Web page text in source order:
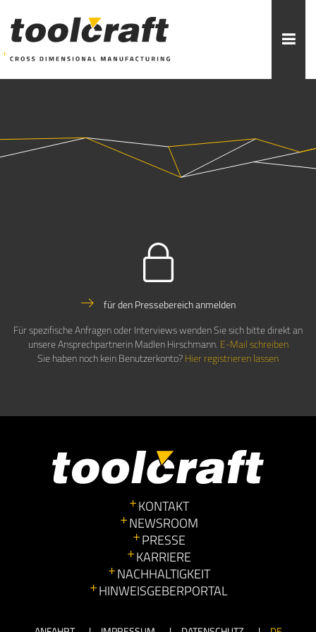
für den Pressebereich anmelden
Für spezifische Anfragen oder Interviews wenden Sie sich bitte direkt an
unsere Ansprechpartnerin Madlen Hirschmann. E-Mail schreiben
Sie haben noch kein Benutzerkonto?Hier registrieren lassen
KONTAKT
NEWSROOM
PRESSE
KARRIERE
NACHHALTIGKEIT
HINWEISGEBERPORTAL
ADDITIVE FERTIGUNG ROBOTIK ZERSPANUNG
AUSBILDUNG